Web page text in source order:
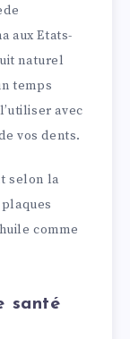
aux Etats-
naturel
temps
avec
vos dents.
selon la
comme
santé